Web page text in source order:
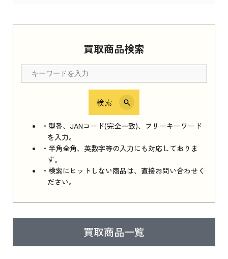
買取商品検索
検索
・型番、JANコード(完全一致)、フリーキーワード
を入力。
・半角全角、英数字等の入力にも対応しておりま
す。
・検索にヒットしない商品は、直接お問い合わせく
ださい。
買取商品一覧
Apple Watch Series 11 2025 新品買取価格はこ
ちら
iPhone 16e シリーズ 2025
iPhone 16e シリーズ 2025 新品買取価格はこち
ら
iPad 11インチ 2025年春モデル
はこちら